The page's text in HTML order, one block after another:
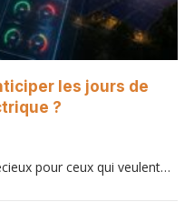
les jours de
?
pour ceux qui veulent…